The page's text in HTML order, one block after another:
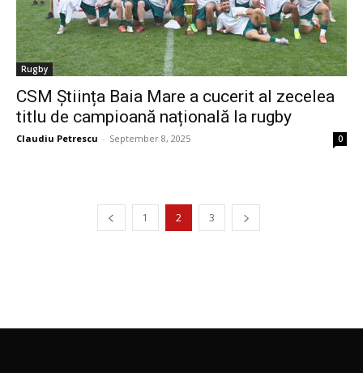
Rugby
CSM Știința Baia Mare a cucerit al zecelea
titlu de campioană națională la rugby
Claudiu Petrescu - September 8, 2025 0
1 2 3